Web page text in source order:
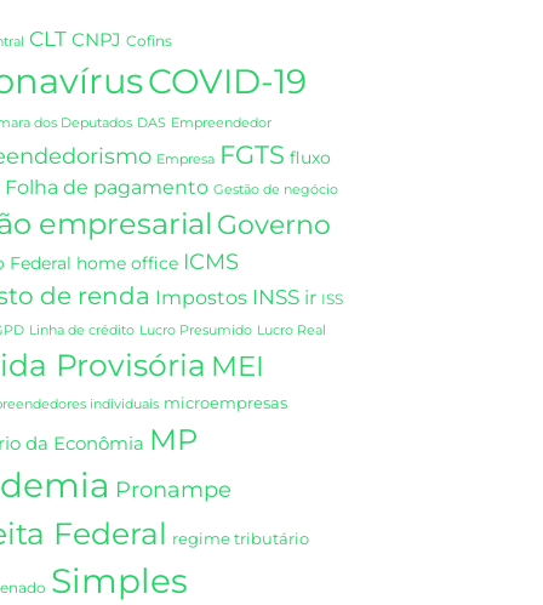
CLT CNPJ Cofins
COVID-19
dos Deputados DAS Empreendedor
Empresa FGTS fluxo
Folha de pagamento Gestão de negócio
empresarial Governo
Federal home office ICMS
de renda Impostos INSS ir ISS
Linha de crédito Lucro Presumido Lucro Real
Provisória MEI
individuais microempresas
da Econômia MP
Pronampe
Federal regime tributário
Simples